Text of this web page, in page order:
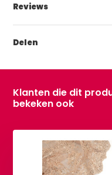
Reviews
Delen
Klanten die dit
bekeken ook